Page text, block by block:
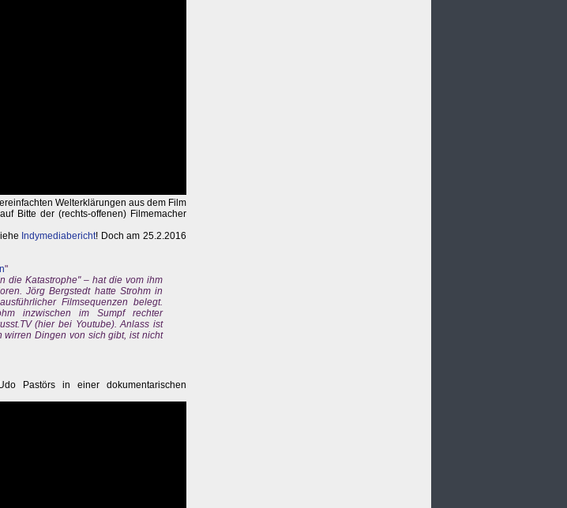
Welterklärungen aus dem Film
auf Bitte der (rechts-offenen) Filmemacher
Indymediabericht! Doch am 25.2.2016
"
die Katastrophe" – hat die vom ihm
Jörg Bergstedt hatte Strohm in
Filmsequenzen belegt.
inzwischen im Sumpf rechter
(hier bei Youtube). Anlass ist
wirren Dingen von sich gibt, ist nicht
Pastörs in einer dokumentarischen